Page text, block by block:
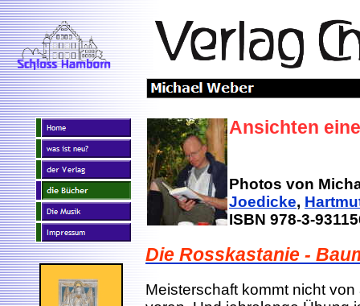
Ansichten
Photos von
Joedicke,
ISBN 978-3-
Die Rosskastanie -
Meisterschaft kommt nicht